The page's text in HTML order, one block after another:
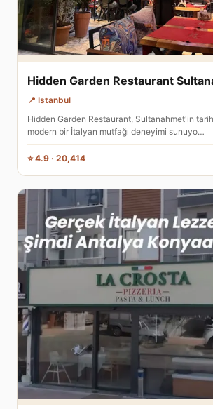
Hidden Garden Restaurant
📍 Istanbul
Hidden Garden Restaurant, Sultanahmet'in
modern bir İtalyan mutfağı deneyimi sunuyo…
⭐ 4.9 · 20,414